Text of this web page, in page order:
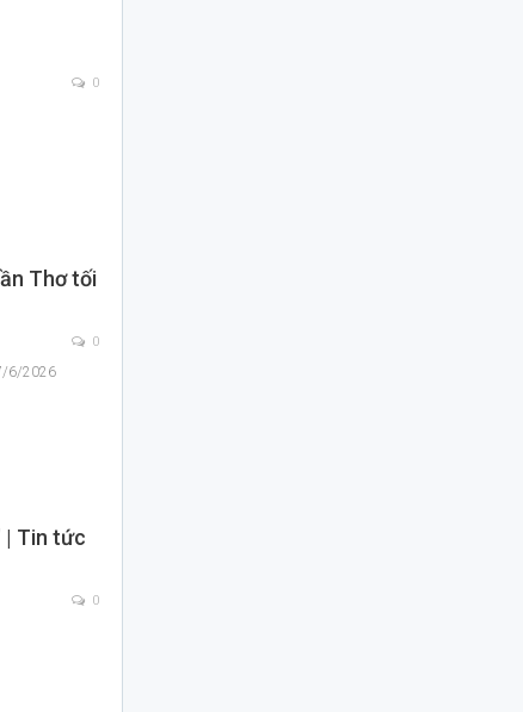
0
Thơ tối
0
6/2026
| Tin tức
0